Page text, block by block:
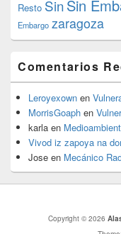
Resto SinSin
Embargo zaragoza
Comentarios
Leroyexown en
MorrisGoaph en
karla en
Vivod iz zapoya na
Jose en Mecánico
Copyright © 2026